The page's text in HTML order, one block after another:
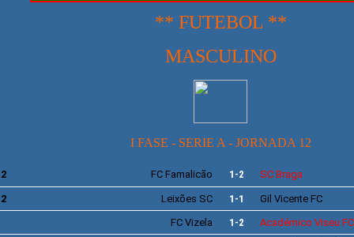
** FUTEBOL **
MASCULINO
I FASE - SERIE A - JORNADA 12
FC Famalicão 1-2 SC Braga
Leixões SC 1-1 Gil Vicente FC
FC Vizela
1-2 Académico Viseu FC